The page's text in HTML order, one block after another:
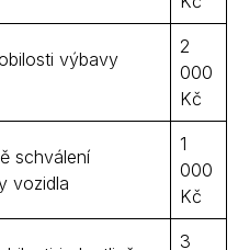
výbavy
2
000
Kč
schválení
vozidla
1
000
Kč
3